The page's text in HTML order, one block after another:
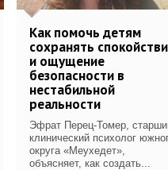
Как помочь детям
сохранять
и ощущение
безопасности в
нестабильной
реальности
Эфрат Перец-Томер,
клинический психолог
округа «Меухедет»,
объясняет, как создать...